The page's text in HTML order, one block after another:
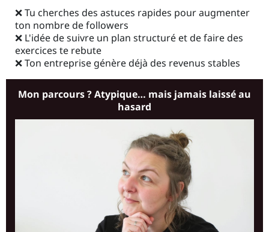
❌ Tu cherches des astuces rapides pour augmenter
ton nombre de followers
❌ L'idée de suivre un plan structuré et de faire des
exercices te rebute
❌ Ton entreprise génère déjà des revenus stables
Mon parcours ? Atypique… mais jamais laissé au
hasard